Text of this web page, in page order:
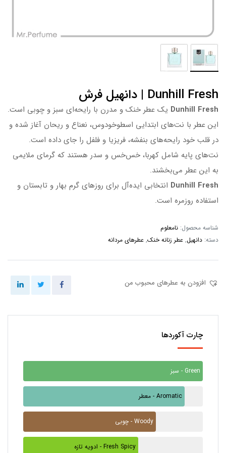
Dunhill Fresh | دانهیل فرش
Dunhill Fresh یک عطر خنک و مدرن با رایحه‌ای سبز و چوبی است.
این عطر با نت‌های ابتدایی اسطوخودوس، نعناع و ریحان آغاز شده و
در قلب خود رایحه‌های بنفشه، فریزیا و فلفل را جای داده است.
نت‌های پایه شامل کهربا، خس‌خس و سدر هستند که گرمای ملایمی
به این عطر می‌بخشند.
Dunhill Fresh انتخابی ایده‌آل برای روزهای گرم بهار و تابستان و
استفاده روزمره است.
شناسه محصول: نامعلوم
دسته: دانهیل, عطر زنانه خنک, عطرهای مردانه
افزودن به عطرهای محبوب من
چارت آکوردها
سبز - Green
معطر - Aromatic
چوبی - Woody
ادویه تازه - Fresh Spicy